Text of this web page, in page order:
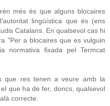
més és que alguns blocaires
lingüística que és (ens
Catalans. En qualsevol cas hi
"Per a blocaires que es vulguin
normativa fixada pel Termcat
que res tenen a veure amb la
que ha de fer, doncs, qualsevol
correcte.